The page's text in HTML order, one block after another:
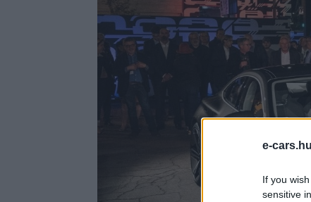
e-
If you
sensitive